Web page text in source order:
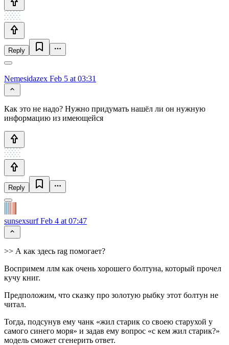
Reply
Nemesidazex Feb 5 at 03:31
Как это не надо? Нужно придумать нашёл ли он нужную
информацию из имеющейся
Reply
sunsexsurfFeb 4 at 07:47
>> А как здесь rag помогает?
Воспримем ллм как очень хорошего болтуна, который прочел
кучу книг.
Предположим, что сказку про золотую рыбку этот болтун не
читал.
Тогда, подсунув ему чанк «жил старик со своею старухой у
самого синего моря» и задав ему вопрос «с кем жил старик?»
модель сможет сгенерить ответ.